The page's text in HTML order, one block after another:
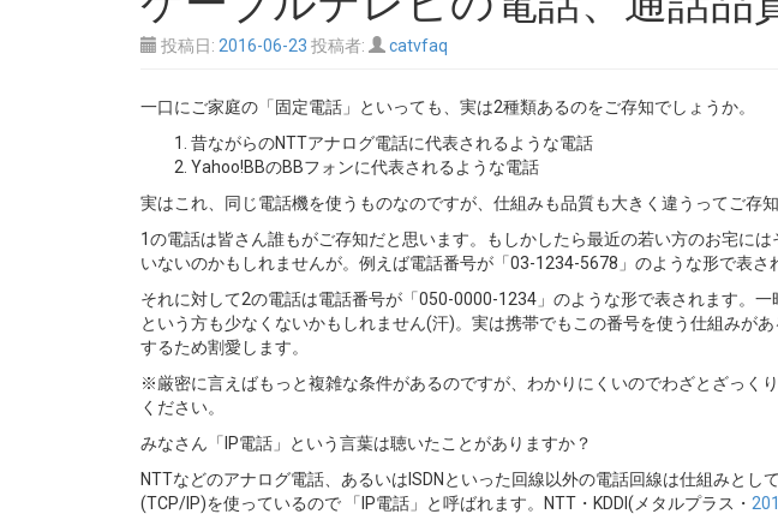
投稿日: 2016-06-23 投稿者: catvfaq
一口にご家庭の「固定電話」といっても、実は2種類あるのをご存知でしょうか。
昔ながらのNTTアナログ電話に代表されるような電話
Yahoo!BBのBBフォンに代表されるような電話
実はこれ、同じ電話機を使うものなのですが、仕組みも品質も大きく違うってご存
1の電話は皆さん誰もがご存知だと思います。もしかしたら最近の若い方のお宅に
いないのかもしれませんが。例えば電話番号が「03-1234-5678」のような形で表さ
それに対して2の電話は電話番号が「050-0000-1234」のような形で表されます。一
という方も少なくないかもしれません(汗)。実は携帯でもこの番号を使う仕組みが
するため割愛します。
※厳密に言えばもっと複雑な条件があるのですが、わかりにくいのでわざとざっく
ください。
みなさん「IP電話」という言葉は聴いたことがありますか？
NTTなどのアナログ電話、あるいはISDNといった回線以外の電話回線は仕組みとし
(TCP/IP)を使っているので 「IP電話」と呼ばれます。NTT・KDDI(メタルプラス・